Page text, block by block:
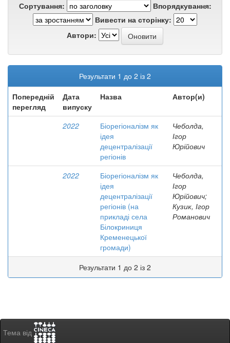
Сортування:
Впорядкування:
Вивести на сторінку:
Автори:
Результати 1 до 2 із 2
Попередній
перегляд
Дата
випуску
Назва Автор(и)
2022
Біорегіоналізм як
ідея
децентралізації
регіонів
Чеболда,
Ігор
Юрійович
2022
Біорегіоналізм як
ідея
децентралізації
регіонів (на
прикладі села
Білокриниця
Кременецької
громади)
Чеболда,
Ігор
Юрійович;
Кузик, Ігор
Романович
Результати 1 до 2 із 2
Тема від